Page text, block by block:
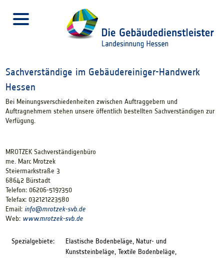
Sachverständige im Gebäudereiniger-Handwerk
Hessen
Bei Meinungsverschiedenheiten zwischen Auftraggebern und
Auftragnehmern stehen unsere öffentlich bestellten Sachverständigen zur
Verfügung.
MROTZEK Sachverständigenbüro
me. Marc Mrotzek
Steiermarkstraße 3
68642 Bürstadt
Telefon: 06206-5197350
Telefax: 032121223580
Email: info@mrotzek-svb.de
Web: www.mrotzek-svb.de
Spezialgebiete:
Elastische Bodenbeläge, Natur- und
Kunststeinbeläge, Textile Bodenbeläge,